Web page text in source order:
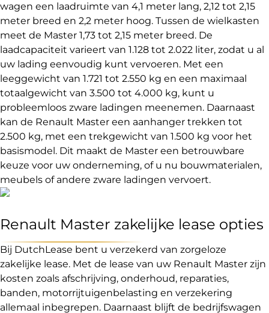
wagen een laadruimte van 4,1 meter lang, 2,12 tot 2,15
meter breed en 2,2 meter hoog. Tussen de wielkasten
meet de Master 1,73 tot 2,15 meter breed. De
laadcapaciteit varieert van 1.128 tot 2.022 liter, zodat u al
uw lading eenvoudig kunt vervoeren. Met een
leeggewicht van 1.721 tot 2.550 kg en een maximaal
totaalgewicht van 3.500 tot 4.000 kg, kunt u
probleemloos zware ladingen meenemen. Daarnaast
kan de Renault Master een aanhanger trekken tot
2.500 kg, met een trekgewicht van 1.500 kg voor het
basismodel. Dit maakt de Master een betrouwbare
keuze voor uw onderneming, of u nu bouwmaterialen,
meubels of andere zware ladingen vervoert.
Renault Master zakelijke lease opties
Bij DutchLease bent u verzekerd van zorgeloze
zakelijke lease. Met de lease van uw Renault Master zijn
kosten zoals afschrijving, onderhoud, reparaties,
banden, motorrijtuigenbelasting en verzekering
allemaal inbegrepen. Daarnaast blijft de bedrijfswagen